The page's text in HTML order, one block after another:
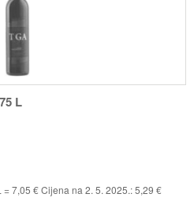
L
= 7,05 € Cijena na 2. 5. 2025.: 5,29 €